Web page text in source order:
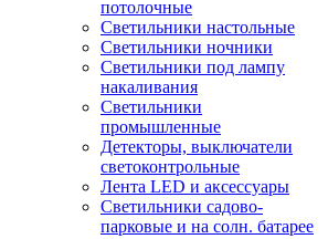
потолочные
Светильники настольные
Светильники ночники
Светильники под лампу
накаливания
Светильники
промышленные
Детекторы, выключатели
светоконтрольные
Лента LED и аксессуары
Светильники садово-
парковые и на солн. батарее